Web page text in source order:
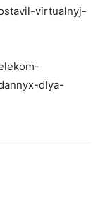
virtualnyj-
dlya-